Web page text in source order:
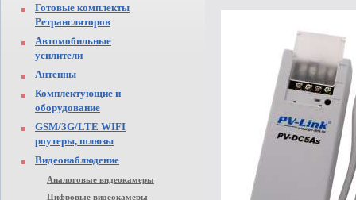
Готовые комплекты
Ретрансляторов
Автомобильные
усилители
Антенны
Комплектующие и
оборудование
GSM/3G/LTE WIFI
роутеры, шлюзы
Видеонаблюдение
Аналоговые видеокамеры
Цифровые видеокамеры